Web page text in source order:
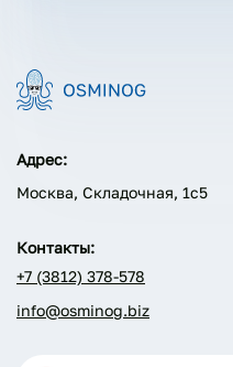
Адрес:
Москва, Складочная, 1с5
Контакты:
+7 (3812) 378-578
info@osminog.biz